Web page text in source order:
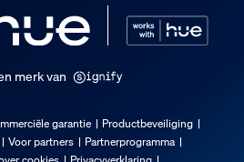
merk van
garantie
Productbeveiliging
Voor partners
Partnerprogramma